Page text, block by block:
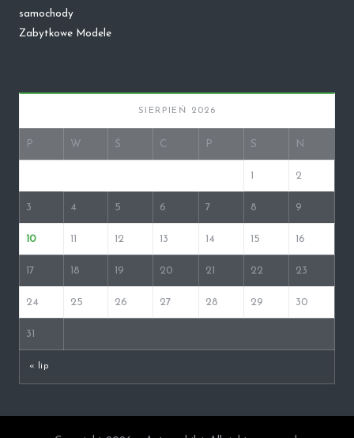
samochody
Zabytkowe Modele
SIERPIEŃ 2026
P W Ś C P S N
1 2
3 4 5 6 7 8 9
10 11 12 13 14 15 16
17 18 19 20 21 22 23
24 25 26 27 28 29 30
31
« lip